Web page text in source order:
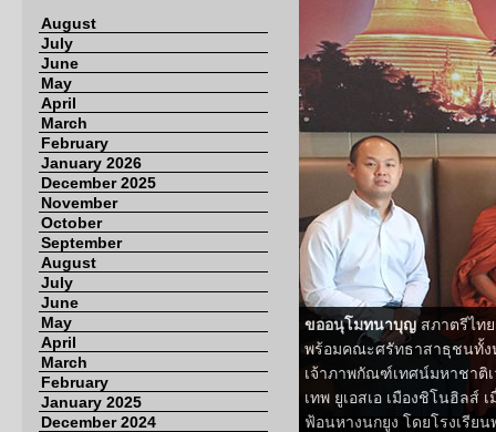
August
July
June
May
April
March
February
January 2026
December 2025
November
October
September
August
July
June
May
April
March
February
January 2025
December 2024
ขออนุโมทนาบุญสภาตรีไท
พร้อมคณะศรัทธาสาธุชนทั้ง
เจ้าภาพกัณฑ์เทศน์มหาชา
เทพ ยูเอสเอ เมืองชิโนฮิลส์
ฟ้อนหางนกยูง โดยโรงเรีย